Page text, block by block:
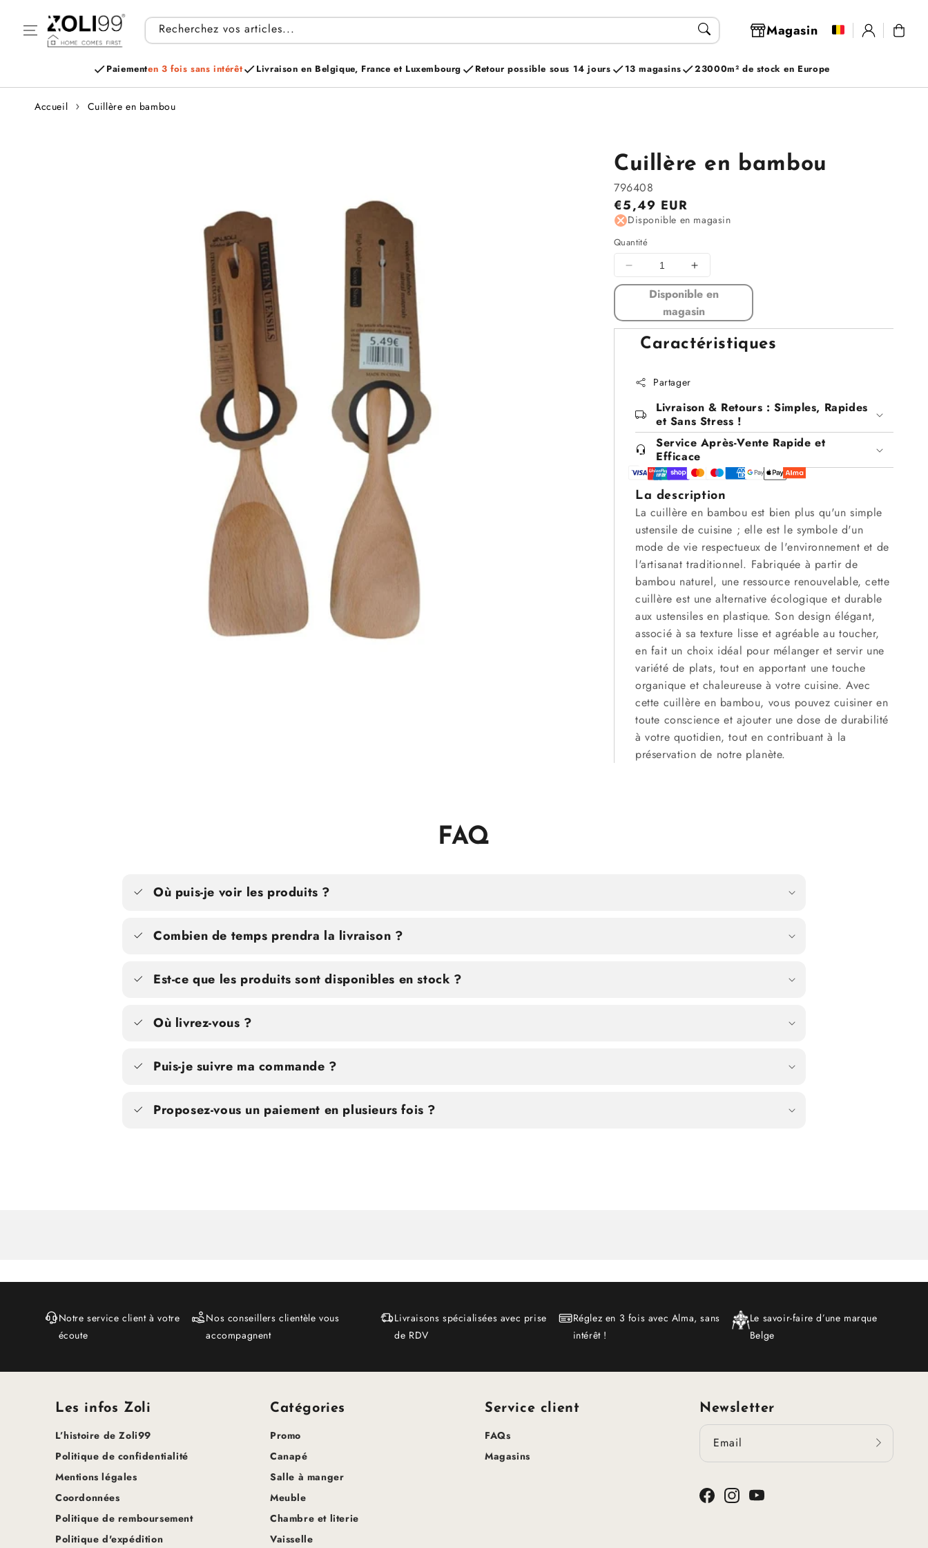
contenu
Recherchez vos articles... Magasin
Se
connecter
Panier
Paiementen 3 fois sans intérêt Livraison en Belgique, France et Luxembourg Retour possible sous 14 jours 13 magasins 23000m² de stock en Europe
Accueil Cuillère en bambou
Cuillère en bambou
796408
Prix
régulier
€5,49 EUR
Disponible en magasin
Quantité
Diminuer
la
quantité
Cuillère
en
Augmenter
la
quantité
pour
Cuillère
en
Disponible en
magasin
Caractéristiques
Partager
Livraison & Retours : Simples, Rapides
et Sans Stress !
Service Après-Vente Rapide et
Efficace
La description
La cuillère en bambou est bien plus qu'un simple
ustensile de cuisine ; elle est le symbole d'un
mode de vie respectueux de l'environnement et de
l'artisanat traditionnel. Fabriquée à partir de
bambou naturel, une ressource renouvelable, cette
cuillère est une alternative écologique et durable
aux ustensiles en plastique. Son design élégant,
associé à sa texture lisse et agréable au toucher,
en fait un choix idéal pour mélanger et servir une
variété de plats, tout en apportant une touche
organique et chaleureuse à votre cuisine. Avec
cette cuillère en bambou, vous pouvez cuisiner en
toute conscience et ajouter une dose de durabilité
à votre quotidien, tout en contribuant à la
préservation de notre planète.
FAQ
Où puis-je voir les produits ?
Combien de temps prendra la livraison ?
Est-ce que les produits sont disponibles en stock ?
Où livrez-vous ?
Puis-je suivre ma commande ?
Proposez-vous un paiement en plusieurs fois ?
Notre service client à votre
écoute
Nos conseillers clientèle vous
accompagnent
Livraisons spécialisées avec prise
de RDV
Réglez en 3 fois avec Alma, sans
intérêt !
Le savoir-faire d’une marque
Belge
Les infos Zoli
L’histoire de Zoli99
Politique de confidentialité
Mentions légales
Coordonnées
Politique de remboursement
Politique d'expédition
Catégories
Promo
Canapé
Salle à manger
Meuble
Chambre et literie
Vaisselle
Service client
FAQs
Magasins
Newsletter
Email
FacebookInstagramYouTube